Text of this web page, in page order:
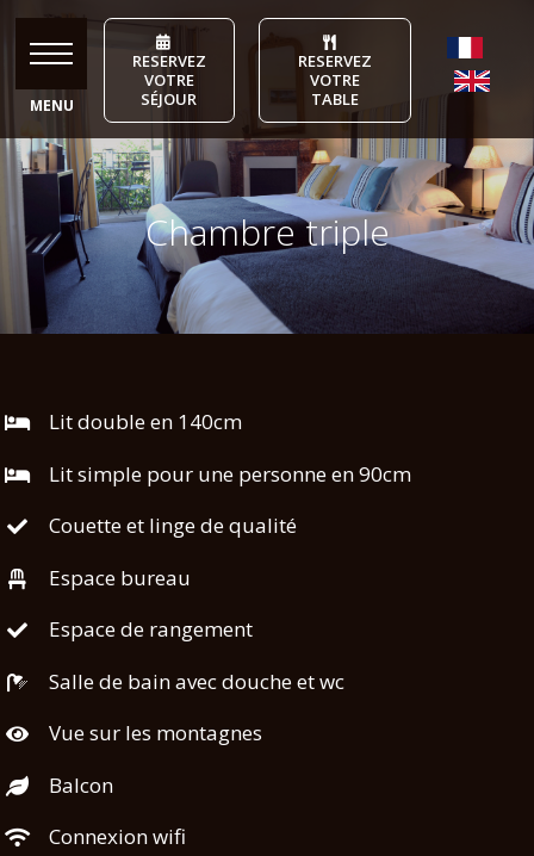
Skip
RESERVEZ
VOTRE
SÉJOUR
RESERVEZ
VOTRE
TABLE
Chambre triple
Lit double en 140cm
Lit simple pour une personne en 90cm
Couette et linge de qualité
Espace bureau
Espace de rangement
Salle de bain avec douche et wc
Vue sur les montagnes
Balcon
Connexion wifi